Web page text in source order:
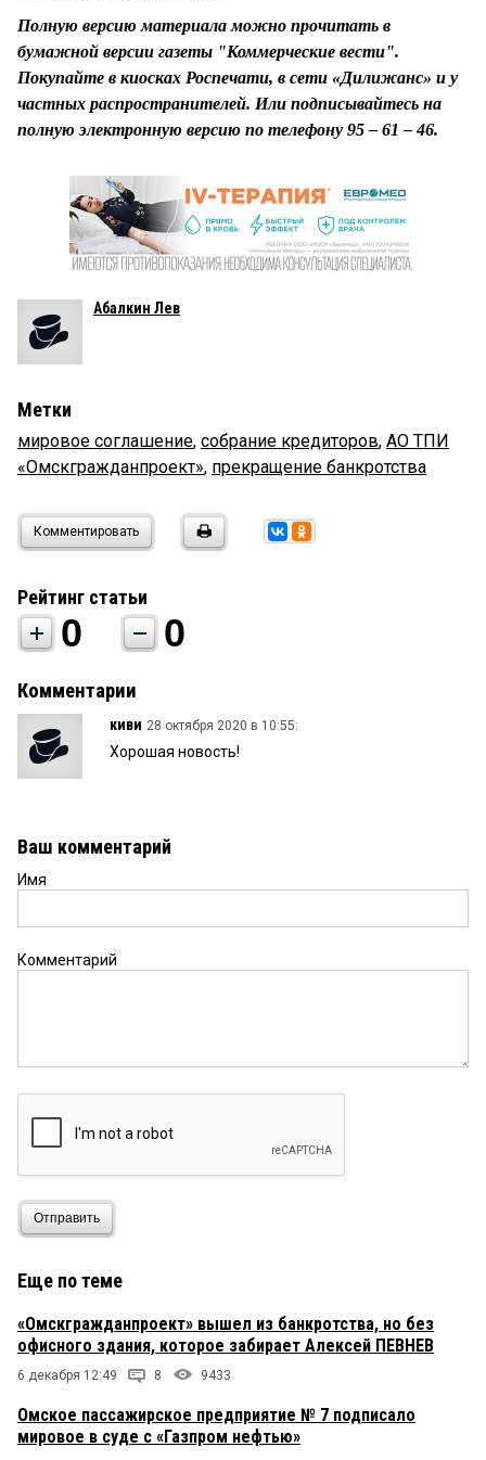
Полную версию материала можно прочитать в
бумажной версии газеты "Коммерческие вести".
Покупайте в киосках Роспечати, в сети «Дилижанс» и у
частных распространителей. Или подписывайтесь на
полную электронную версию по телефону 95 – 61 – 46.
Абалкин Лев
Метки
мировое соглашение, собрание кредиторов, АО ТПИ
«Омскгражданпроект», прекращение банкротства
Комментировать
Рейтинг статьи
0 0
Комментарии
киви 28 октября 2020 в 10:55:
Хорошая новость!
Ваш комментарий
Имя
Комментарий
Отправить
Еще по теме
«Омскгражданпроект» вышел из банкротства, но без
офисного здания, которое забирает Алексей ПЕВНЕВ
6 декабря 12:49 8 9433
Омское пассажирское предприятие № 7 подписало
мировое в суде с «Газпром нефтью»